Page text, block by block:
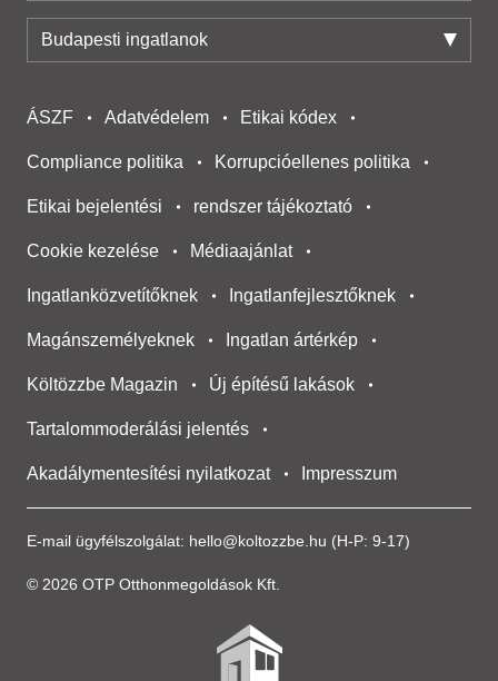
Budapesti ingatlanok
E-mail ügyfélszolgálat: hello@koltozzbe.hu (H-P: 9-17)
© 2026 OTP Otthonmegoldások Kft.
ÁSZF Adatvédelem Etikai kódex
Compliance politika Korrupcióellenes politika
Etikai bejelentési rendszer tájékoztató
Cookie kezelése Médiaajánlat
Ingatlanközvetítőknek Ingatlanfejlesztőknek
Magánszemélyeknek Ingatlan ártérkép
Költözzbe Magazin Új építésű lakások
Tartalommoderálási jelentés
Akadálymentesítési nyilatkozat Impresszum